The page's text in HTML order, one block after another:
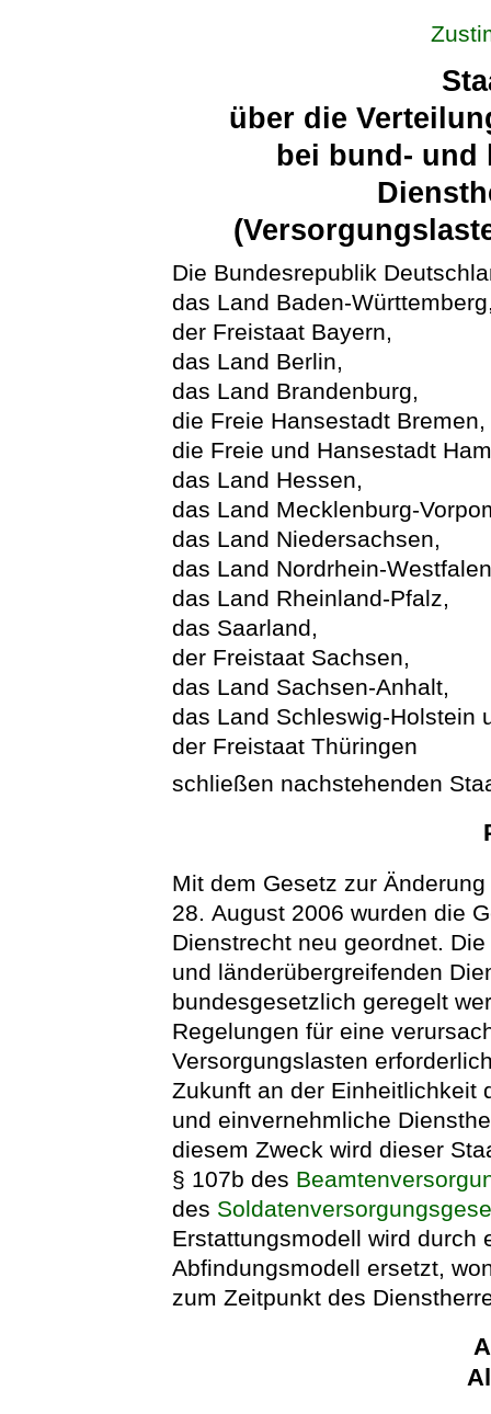
über die
bei bund- und
Die Bundesrepublik
das Land Baden-
der Freistaat Bayern,
das Land Berlin,
das Land Brandenburg,
die Freie Hansestadt Bremen,
die Freie und Hansestadt
das Land Hessen,
das Land Mecklenburg-
das Land Niedersachsen,
das Land Nordrhein-
das Land Rheinland-Pfalz,
das Saarland,
der Freistaat Sachsen,
das Land Sachsen-Anhalt,
das Land Schleswig-Holstein
der Freistaat Thüringen
schließen nachstehenden
Mit dem Gesetz zur
28. August 2006 wurden die
Dienstrecht neu geordnet.
und länderübergreifenden
bundesgesetzlich geregelt
Regelungen für eine
Versorgungslasten
Zukunft an der Einheitlichkeit
und einvernehmliche
diesem Zweck wird dieser
§ 107b des
des
Erstattungsmodell wird durch
Abfindungsmodell ersetzt,
zum Zeitpunkt des